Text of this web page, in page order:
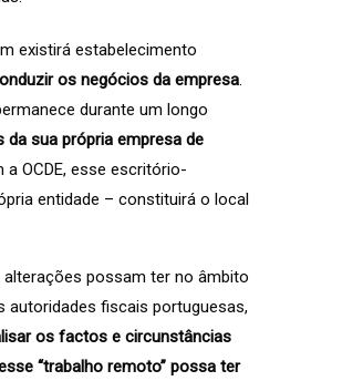
existirá estabelecimento
os negócios da empresa.
durante um longo
da sua própria empresa de
OCDE, esse escritório-
entidade – constituirá o local
alterações possam ter no âmbito
autoridades fiscais portuguesas,
os factos e circunstâncias
“trabalho remoto” possa ter